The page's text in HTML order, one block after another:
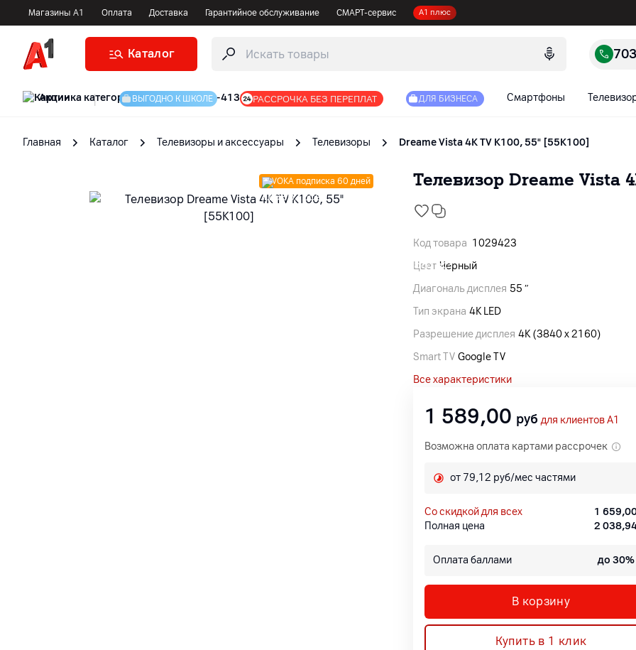
Магазины А1 Оплата Доставка Гарантийное обслуживание СМАРТ-сервис А1 плюс
Каталог
Акции | ВЫГОДНО К ШКОЛЕ РАССРОЧКА БЕЗ ПЕРЕПЛАТ ДЛЯ БИЗНЕСА Смартфоны
Главная Каталог Телевизоры и аксессуары Телевизоры Dreame Vista 4K TV K100, 55" [55K100]
VOKA подписка 60 дней Телевизор Dreame Vista
Код товара 1029423
Цвет Черный
Диагональ дисплея 55 ″
Тип экрана 4K LED
Разрешение дисплея 4K (3840 x 2160)
Smart TV Google TV
Все характеристики
1 589,00 руб для клиентов A1
Возможна оплата картами рассрочек
от 79,12 руб/мес частями
со скидкой для всех 1
Полная цена
2
Оплата баллами до 30%
В корзину
Купить в 1 клик